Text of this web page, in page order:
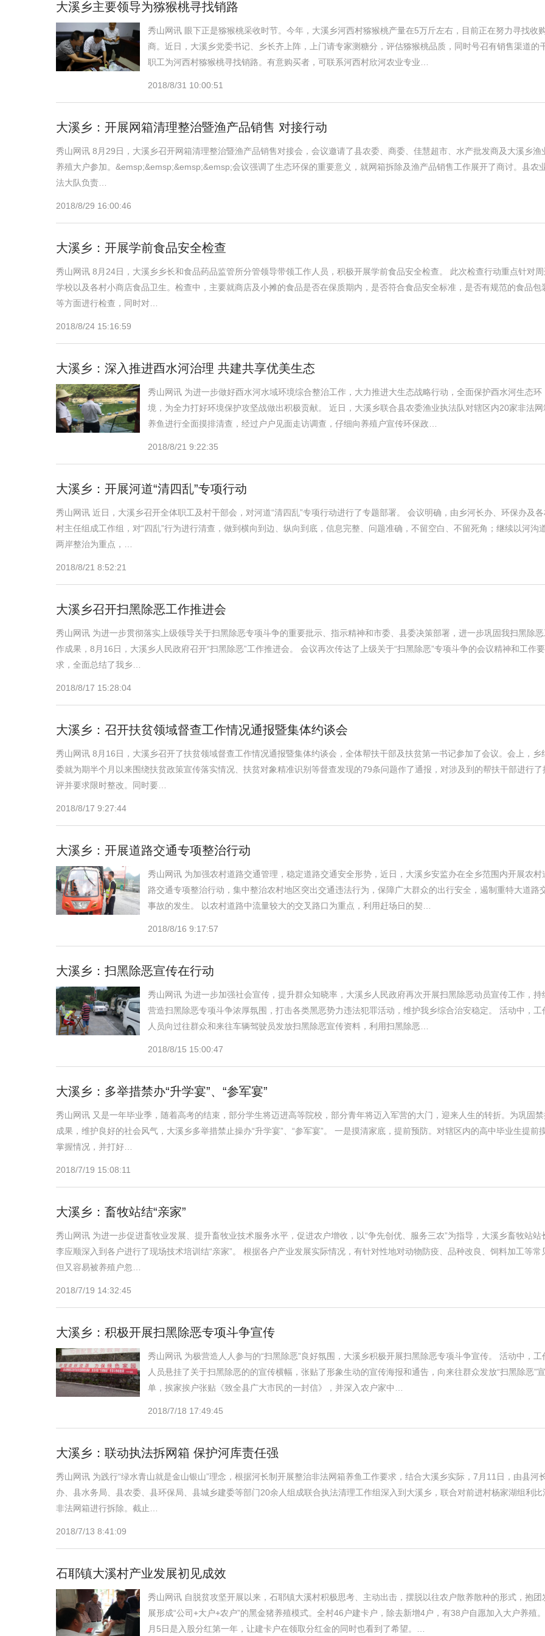
大溪乡主要领导为猕猴桃寻找销路
秀山网讯 眼下正是猕猴桃采收时节。今年，大溪乡河西村猕猴桃产量在5万斤左右，目前正在努力寻找收
商。近日，大溪乡党委书记、乡长齐上阵，上门请专家测糖分，评估猕猴桃品质，同时号召有销售渠道的
职工为河西村猕猴桃寻找销路。有意购买者，可联系河西村欣河农业专业…
2018/8/31 10:00:51
大溪乡：开展网箱清理整治暨渔产品销售 对接行动
秀山网讯 8月29日，大溪乡召开网箱清理整治暨渔产品销售对接会，会议邀请了县农委、商委、佳慧超市、水产批发商及大溪乡渔
养殖大户参加。&emsp;&emsp;&emsp;&emsp;会议强调了生态环保的重要意义，就网箱拆除及渔产品销售工作展开了商讨。县农
法大队负责…
2018/8/29 16:00:46
大溪乡：开展学前食品安全检查
秀山网讯 8月24日，大溪乡乡长和食品药品监管所分管领导带领工作人员，积极开展学前食品安全检查。 此次检查行动重点针对周
学校以及各村小商店食品卫生。检查中，主要就商店及小摊的食品是否在保质期内，是否符合食品安全标准，是否有规范的食品包
等方面进行检查，同时对…
2018/8/24 15:16:59
大溪乡：深入推进酉水河治理 共建共享优美生态
秀山网讯 为进一步做好酉水河水域环境综合整治工作，大力推进大生态战略行动，全面保护酉水河生态环
境，为全力打好环境保护攻坚战做出积极贡献。 近日，大溪乡联合县农委渔业执法队对辖区内20家非法网
养鱼进行全面摸排清查，经过户户见面走访调查，仔细向养殖户宣传环保政…
2018/8/21 9:22:35
大溪乡：开展河道“清四乱”专项行动
秀山网讯 近日，大溪乡召开全体职工及村干部会，对河道“清四乱”专项行动进行了专题部署。 会议明确，由乡河长办、环保办及
村主任组成工作组，对“四乱”行为进行清查，做到横向到边、纵向到底，信息完整、问题准确，不留空白、不留死角；继续以河沟
两岸整治为重点，…
2018/8/21 8:52:21
大溪乡召开扫黑除恶工作推进会
秀山网讯 为进一步贯彻落实上级领导关于扫黑除恶专项斗争的重要批示、指示精神和市委、县委决策部署，进一步巩固我扫黑除恶
作成果，8月16日，大溪乡人民政府召开“扫黑除恶”工作推进会。 会议再次传达了上级关于“扫黑除恶”专项斗争的会议精神和工作要
求，全面总结了我乡…
2018/8/17 15:28:04
大溪乡：召开扶贫领域督查工作情况通报暨集体约谈会
秀山网讯 8月16日，大溪乡召开了扶贫领域督查工作情况通报暨集体约谈会，全体帮扶干部及扶贫第一书记参加了会议。会上，乡
委就为期半个月以来围绕扶贫政策宣传落实情况、扶贫对象精准识别等督查发现的79条问题作了通报，对涉及到的帮扶干部进行了
评并要求限时整改。同时要…
2018/8/17 9:27:44
大溪乡：开展道路交通专项整治行动
秀山网讯 为加强农村道路交通管理，稳定道路交通安全形势，近日，大溪乡安监办在全乡范围内开展农村
路交通专项整治行动，集中整治农村地区突出交通违法行为，保障广大群众的出行安全，遏制重特大道路
事故的发生。 以农村道路中流量较大的交叉路口为重点，利用赶场日的契…
2018/8/16 9:17:57
大溪乡：扫黑除恶宣传在行动
秀山网讯 为进一步加强社会宣传，提升群众知晓率，大溪乡人民政府再次开展扫黑除恶动员宣传工作，持
营造扫黑除恶专项斗争浓厚氛围，打击各类黑恶势力违法犯罪活动，维护我乡综合治安稳定。 活动中，工
人员向过往群众和来往车辆驾驶员发放扫黑除恶宣传资料，利用扫黑除恶…
2018/8/15 15:00:47
大溪乡：多举措禁办“升学宴”、“参军宴”
秀山网讯 又是一年毕业季，随着高考的结束，部分学生将迈进高等院校，部分青年将迈入军营的大门，迎来人生的转折。为巩固
成果，维护良好的社会风气，大溪乡多举措禁止操办“升学宴”、“参军宴”。 一是摸清家底，提前预防。对辖区内的高中毕业生提前
掌握情况，并打好…
2018/7/19 15:08:11
大溪乡：畜牧站结“亲家”
秀山网讯 为进一步促进畜牧业发展、提升畜牧业技术服务水平，促进农户增收，以“争先创优、服务三农”为指导，大溪乡畜牧站站
李应顺深入到各户进行了现场技术培训结“亲家”。 根据各户产业发展实际情况，有针对性地对动物防疫、品种改良、饲料加工等常
但又容易被养殖户忽…
2018/7/19 14:32:45
大溪乡：积极开展扫黑除恶专项斗争宣传
秀山网讯 为极营造人人参与的“扫黑除恶”良好氛围，大溪乡积极开展扫黑除恶专项斗争宣传。 活动中，工
人员悬挂了关于扫黑除恶的的宣传横幅，张贴了形象生动的宣传海报和通告，向来往群众发放“扫黑除恶”
单，挨家挨户张贴《致全县广大市民的一封信》，并深入农户家中…
2018/7/18 17:49:45
大溪乡：联动执法拆网箱 保护河库责任强
秀山网讯 为践行“绿水青山就是金山银山”理念，根据河长制开展整治非法网箱养鱼工作要求，结合大溪乡实际，7月11日，由县河
办、县水务局、县农委、县环保局、县城乡建委等部门20余人组成联合执法清理工作组深入到大溪乡，联合对前进村杨家湖组利比
非法网箱进行拆除。截止…
2018/7/13 8:41:09
石耶镇大溪村产业发展初见成效
秀山网讯 自脱贫攻坚开展以来，石耶镇大溪村积极思考、主动出击，摆脱以往农户散养散种的形式，抱团
展形成“公司+大户+农户”的黑金猪养殖模式。全村46户建卡户，除去新增4户，有38户自愿加入大户养殖
月5日是入股分红第一年，让建卡户在领取分红金的同时也看到了希望。…